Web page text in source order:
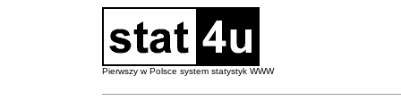
Pierwszy w Polsce system statystyk WWW